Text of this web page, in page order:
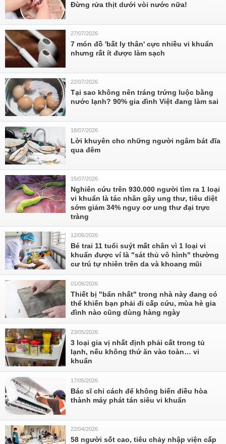
Đừng rửa thịt dưới vòi nước nữa!
27/07/2026
7 món đồ 'bất ly thân' cực nhiều vi khuẩn
nhưng rất ít được làm sạch
22/07/2026
Tại sao không nên tráng trứng luộc bằng
nước lạnh? 90% gia đình Việt đang làm sai
18/07/2026
Lời khuyên cho những người ngâm bát đĩa
qua đêm
15/07/2026
Nghiên cứu trên 930.000 người tìm ra 1 loại
vi khuẩn là tác nhân gây ung thư, tiêu diệt
sớm giảm 34% nguy cơ ung thư đại trực
tràng
12/06/2026
Bé trai 11 tuổi suýt mất chân vì 1 loại vi
khuẩn được ví là "sát thủ vô hình" thường
cư trú tự nhiên trên da và khoang mũi
01/06/2026
Thiết bị "bẩn nhất" trong nhà này đang có
thể khiến bạn phải đi cấp cứu, mùa hè gia
đình nào cũng dùng hàng ngày
23/05/2026
3 loại gia vị nhất định phải cất trong tủ
lạnh, nếu không thứ ăn vào toàn… vi
khuẩn
17/05/2026
Bác sĩ chỉ cách để không biến điều hòa
thành máy phát tán siêu vi khuẩn
22/04/2026
58 người sốt cao, tiêu chảy nhập viện cấp